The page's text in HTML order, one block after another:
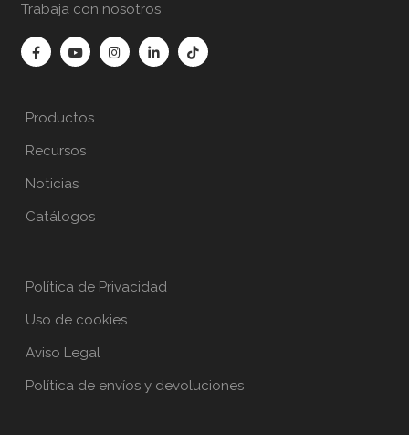
Trabaja con nosotros
Productos
Recursos
Noticias
Catálogos
Política de Privacidad
Uso de cookies
Aviso Legal
Política de envíos y devoluciones